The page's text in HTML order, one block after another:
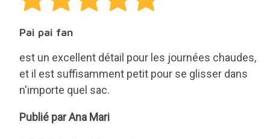
Pai pai fan
est un excellent détail pour les journées chaudes,
et il est suffisamment petit pour se glisser dans
n'importe quel sac.
Ana
Publié par Ana Mari